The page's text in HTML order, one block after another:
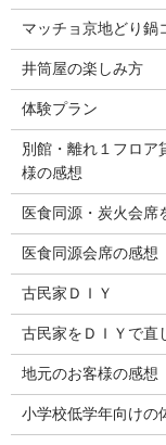
マッチョ京地どり鍋
井筒屋の楽しみ方
体験プラン
別館・離れ１フロア
様の感想
医食同源・炭火会席
医食同源会席の感想
古民家ＤＩＹ
古民家をＤＩＹで直
地元のお客様の感想
小学校低学年向けの